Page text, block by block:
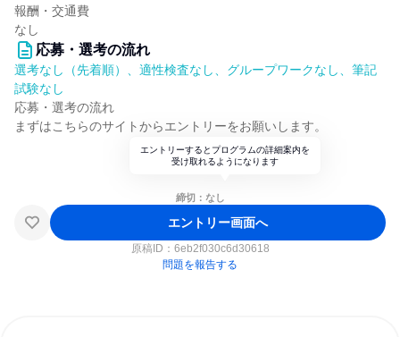
報酬・交通費
なし
応募・選考の流れ
選考なし（先着順）、適性検査なし、グループワークなし、筆記
試験なし
応募・選考の流れ
まずはこちらのサイトからエントリーをお願いします。
エントリーするとプログラムの詳細案内を
受け取れるようになります
締切：なし
エントリー画面へ
原稿ID： 6eb2f030c6d30618
問題を報告する